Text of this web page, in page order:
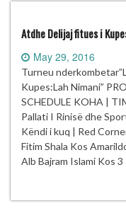
Atdhe Delijaj fitues i
May 29, 2016
Turneu
Kupes:Lah Nimani”
SCHEDULE KOHA |
Pallati I Rinisë dhe
Këndi i kuq | Red
Fitim Shala Kos
Alb Bajram Islami Kos